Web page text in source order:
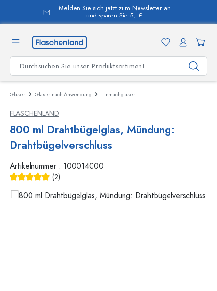
springen
Melden Sie sich jetzt zum Newsletter an
und sparen Sie 5,- €
Gläser Gläser nach Anwendung Einmachgläser
FLASCHENLAND
800 ml Drahtbügelglas, Mündung:
Drahtbügelverschluss
Artikelnummer : 100014000
(2)